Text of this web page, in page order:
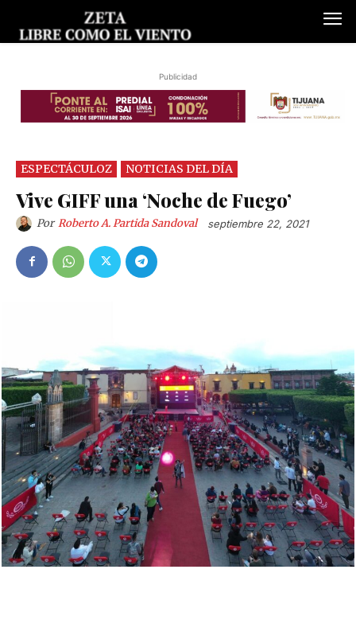
Publicidad
ESPECTÁCULOZ NOTICIAS DEL DÍA
Vive GIFF una ‘Noche de Fuego’
Por Roberto A. Partida Sandoval septiembre 22, 2021